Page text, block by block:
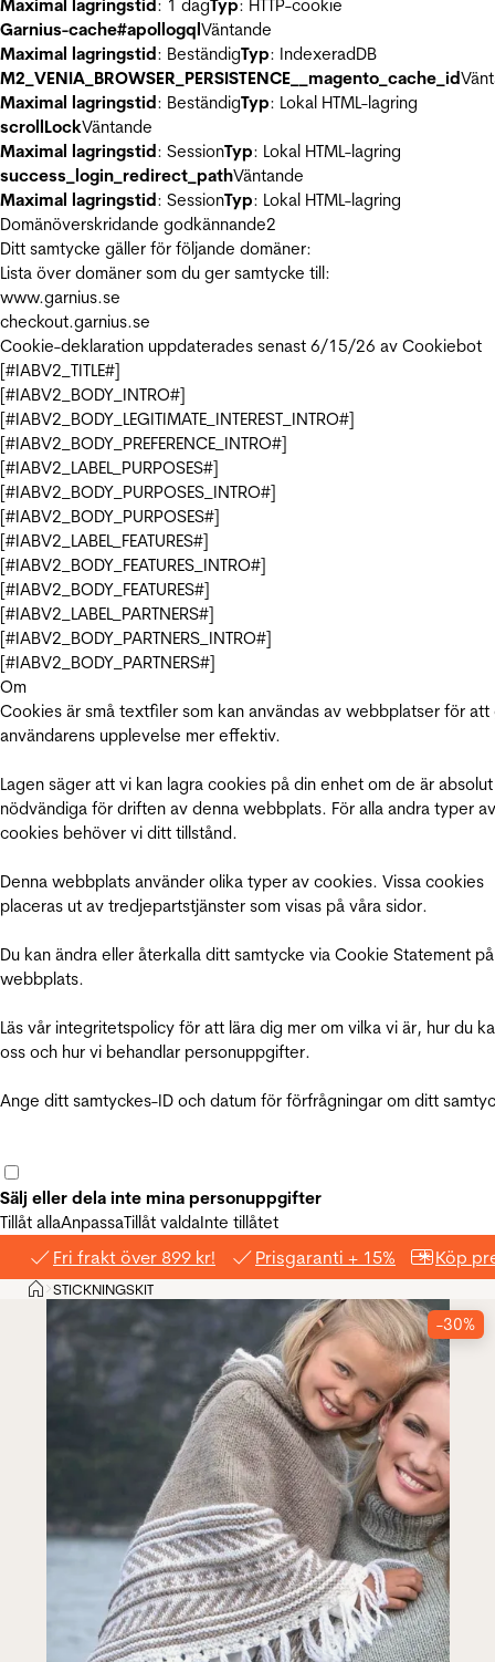
Maximal lagringstid: 1 dagTyp: HTTP-cookie
Garnius-cache#apollogqlVäntande
Maximal lagringstid: BeständigTyp: IndexeradDB
M2_VENIA_BROWSER_PERSISTENCE__magento_cache_id
Maximal lagringstid: BeständigTyp: Lokal HTML-lagring
scrollLockVäntande
Maximal lagringstid: SessionTyp: Lokal HTML-lagring
success_login_redirect_pathVäntande
Maximal lagringstid: SessionTyp: Lokal HTML-lagring
Domänöverskridande godkännande2
Ditt samtycke gäller för följande domäner:
Lista över domäner som du ger samtycke till:
www.garnius.se
checkout.garnius.se
Cookie-deklaration uppdaterades senast 6/15/26 av Cookiebot
[#IABV2_TITLE#]
[#IABV2_BODY_INTRO#]
[#IABV2_BODY_LEGITIMATE_INTEREST_INTRO#]
[#IABV2_BODY_PREFERENCE_INTRO#]
[#IABV2_LABEL_PURPOSES#]
[#IABV2_BODY_PURPOSES_INTRO#]
[#IABV2_BODY_PURPOSES#]
[#IABV2_LABEL_FEATURES#]
[#IABV2_BODY_FEATURES_INTRO#]
[#IABV2_BODY_FEATURES#]
[#IABV2_LABEL_PARTNERS#]
[#IABV2_BODY_PARTNERS_INTRO#]
[#IABV2_BODY_PARTNERS#]
Om
Cookies är små textfiler som kan användas av webbplatser för att
användarens upplevelse mer effektiv.
Lagen säger att vi kan lagra cookies på din enhet om de är absolut
nödvändiga för driften av denna webbplats. För alla andra typer av
cookies behöver vi ditt tillstånd.
Denna webbplats använder olika typer av cookies. Vissa cookies
placeras ut av tredjepartstjänster som visas på våra sidor.
Du kan ändra eller återkalla ditt samtycke via Cookie Statement
webbplats.
Läs vår integritetspolicy för att lära dig mer om vilka vi är, hur du
oss och hur vi behandlar personuppgifter.
Ange ditt samtyckes-ID och datum för förfrågningar om ditt
Sälj eller dela inte mina personuppgifter
Tillåt allaAnpassaTillåt valdaInte tillåtet
Fri frakt över 899 kr! Prisgaranti + 15% Köp
Hem
>STICKNINGSKIT
-30%